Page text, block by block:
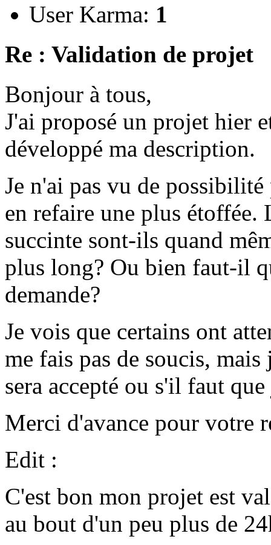
User Karma: 1
Re : Validation de projet
Bonjour à tous,
J'ai proposé un projet hier
développé ma description.
Je n'ai pas vu de
en refaire une plus étoffée.
succinte sont-ils quand
plus long? Ou bien faut-il
demande?
Je vois que certains ont
me fais pas de soucis,
sera accepté ou s'il faut
Merci d'avance pour votre
Edit :
C'est bon mon projet est
au bout d'un peu plus de